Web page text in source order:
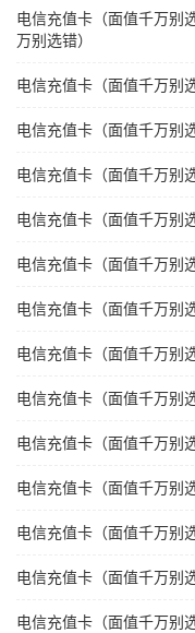
电信充值卡（面值千万别
万别选错）
电信充值卡（面值千万别
电信充值卡（面值千万别
电信充值卡（面值千万别
电信充值卡（面值千万别
电信充值卡（面值千万别
电信充值卡（面值千万别
电信充值卡（面值千万别
电信充值卡（面值千万别
电信充值卡（面值千万别
电信充值卡（面值千万别
电信充值卡（面值千万别
电信充值卡（面值千万别
电信充值卡（面值千万别